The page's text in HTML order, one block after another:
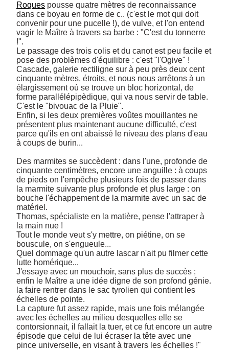
Roques pousse quatre mètres de reconnaissance
dans ce boyau en forme de c.. (c'est le mot qui doit
convenir pour une pucelle !), de vulve, et l'on entend
vagir le Maître à travers sa barbe : "C'est du tonnerre
!".
Le passage des trois colis et du canot est peu facile et
pose des problèmes d'équilibre : c'est "l'Ogive" !
Cascade, galerie rectiligne sur à peu près deux cent
cinquante mètres, étroits, et nous nous arrêtons à un
élargissement où se trouve un bloc horizontal, de
forme parallélépipèdique, qui va nous servir de table.
C'est le "bivouac de la Pluie".
Enfin, si les deux premières voûtes mouillantes ne
présentent plus maintenant aucune difficulté, c'est
parce qu'ils en ont abaissé le niveau des plans d'eau
à coups de burin...
Des marmites se succèdent : dans l'une, profonde de
cinquante centimètres, encore une anguille : à coups
de pieds on l'empêche plusieurs fois de passer dans
la marmite suivante plus profonde et plus large : on
bouche l'échappement de la marmite avec un sac de
matériel.
Thomas, spécialiste en la matière, pense l'attraper à
la main nue !
Tout le monde veut s'y mettre, on piétine, on se
bouscule, on s'engueule...
Quel dommage qu'un autre lascar n'ait pu filmer cette
lutte homérique...
J'essaye avec un mouchoir, sans plus de succès ;
enfin le Maître a une idée digne de son profond génie.
la faire rentrer dans le sac tyrolien qui contient les
échelles de pointe.
La capture fut assez rapide, mais une fois mélangée
avec les échelles au milieu desquelles elle se
contorsionnait, il fallait la tuer, et ce fut encore un autre
épisode que celui de lui écraser la tête avec une
pince universelle, en visant à travers les échelles !"